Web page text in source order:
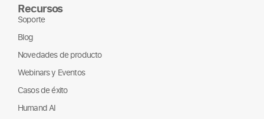
Recursos
Soporte
Blog
Novedades de producto
Webinars y Eventos
Casos de éxito
Humand AI